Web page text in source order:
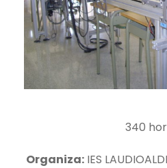
340
Organiza: IES